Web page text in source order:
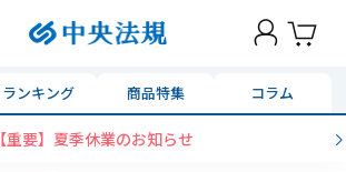
ランキング 商品特集 コラム
【重要】夏季休業のお知らせ